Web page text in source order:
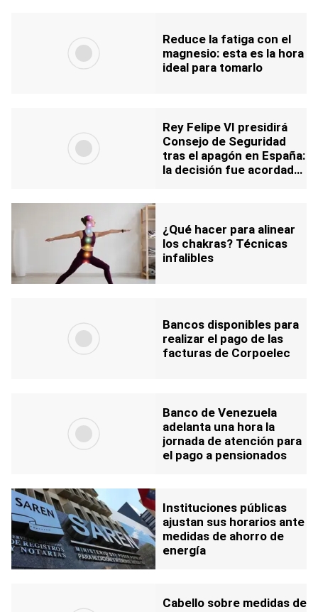
Reduce la fatiga con el
magnesio: esta es la hora
ideal para tomarlo
Rey Felipe VI presidirá
Consejo de Seguridad
tras el apagón en España:
la decisión fue acordada
¿Qué hacer para alinear
los chakras? Técnicas
infalibles
Bancos disponibles para
realizar el pago de las
facturas de Corpoelec
Banco de Venezuela
adelanta una hora la
jornada de atención para
el pago a pensionados
Instituciones públicas
ajustan sus horarios ante
medidas de ahorro de
energía
Cabello sobre medidas de